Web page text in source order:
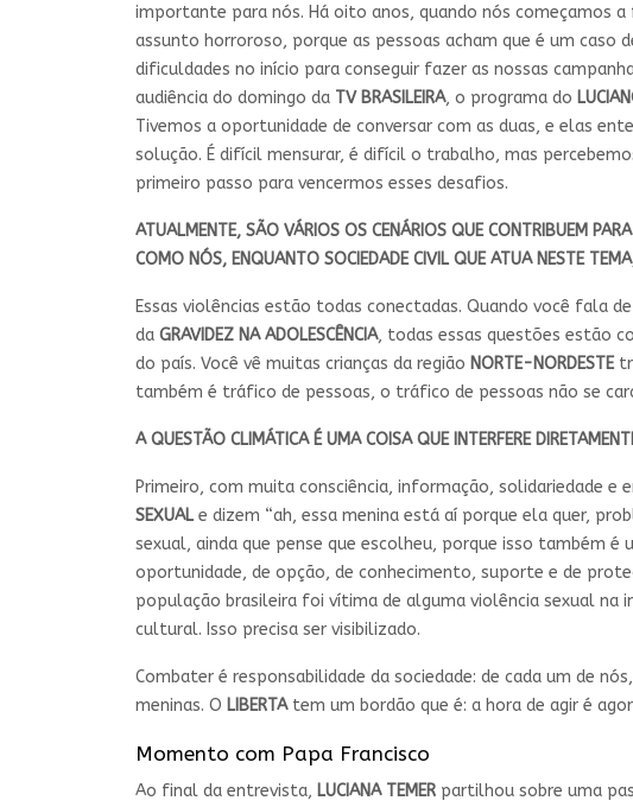
importante para nós. Há oito anos, quando nós começamos a
assunto horroroso, porque as pessoas acham que é um
dificuldades no início para conseguir fazer as nossas
audiência do domingo da TV BRASILEIRA, o programa do
Tivemos a oportunidade de conversar com as duas, e elas
solução. É difícil mensurar, é difícil o trabalho, mas
primeiro passo para vencermos esses desafios.
ATUALMENTE, SÃO VÁRIOS OS CENÁRIOS QUE CONTRIBUEM
COMO NÓS, ENQUANTO SOCIEDADE CIVIL QUE ATUA NESTE
Essas violências estão todas conectadas. Quando você fala de
da GRAVIDEZ NA ADOLESCÊNCIA, todas essas questões estão
do país. Você vê muitas crianças da região NORTE-NORDESTE
também é tráfico de pessoas, o tráfico de pessoas não se
A QUESTÃO CLIMÁTICA É UMA COISA QUE INTERFERE
Primeiro, com muita consciência, informação, solidariedade e
SEXUAL e dizem “ah, essa menina está aí porque ela quer,
sexual, ainda que pense que escolheu, porque isso também
oportunidade, de opção, de conhecimento, suporte e de
população brasileira foi vítima de alguma violência sexual na
cultural. Isso precisa ser visibilizado.
Combater é responsabilidade da sociedade: de cada um de
meninas. O LIBERTAtem um bordão que é: a hora de agir é
Momento com Papa Francisco
Ao final da entrevista, LUCIANA TEMER partilhou sobre uma